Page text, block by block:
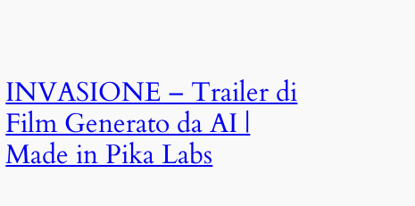
INVASIONE – Trailer di
Film Generato da AI |
Made in Pika Labs